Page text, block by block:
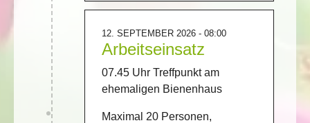
12. SEPTEMBER 2026 - 08:00
Arbeitseinsatz
07.45 Uhr Treffpunkt am
ehemaligen Bienenhaus
Maximal 20 Personen,